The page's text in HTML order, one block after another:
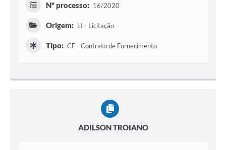
Nº processo: 16/2020
Origem: LI - Licitação
Tipo: CF - Contrato de Fornecimento
ADILSON TROIANO